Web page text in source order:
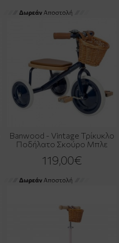
Banwood - Vintage Τρίκυκλο
Ποδήλατο Σκούρο Μπλε
119,00€